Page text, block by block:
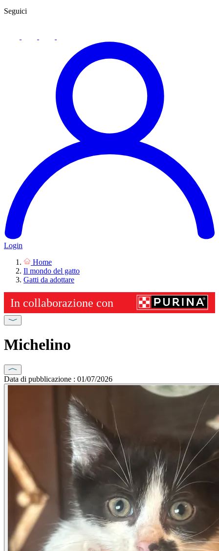
Seguici
Login
Home
Il mondo del gatto
Gatti da adottare
Michelino
Data di pubblicazione : 01/07/2026